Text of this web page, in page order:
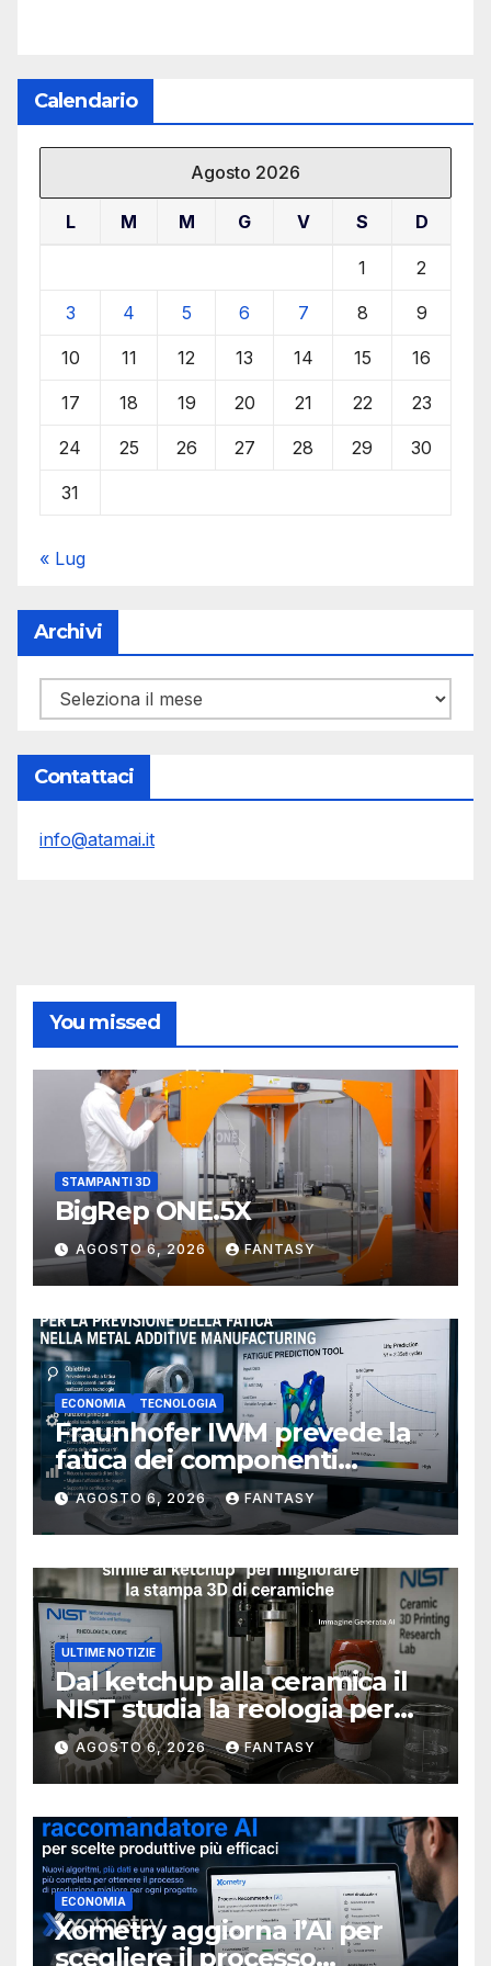
Calendario
Agosto 2026
L M M G V S D
1 2
3 4 5 6 7 8 9
10 11 12 13 14 15 16
17 18 19 20 21 22 23
24 25 26 27 28 29 30
31
« Lug
Archivi
Archivi
Contattaci
info@atamai.it
You missed
STAMPANTI 3D
BigRep ONE.5X
AGOSTO 6, 2026 FANTASY
ECONOMIA TECNOLOGIA
Fraunhofer IWM prevede la
fatica dei componenti
metallici stampati in 3D
AGOSTO 6, 2026 FANTASY
ULTIME NOTIZIE
Dal ketchup alla ceramica il
NIST studia la reologia per
rendere più affidabile la
stampa 3D
AGOSTO 6, 2026 FANTASY
ECONOMIA
Xometry aggiorna l’AI per
scegliere il processo